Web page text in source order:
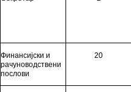
Финансијски и
рачуноводствени
послови
20